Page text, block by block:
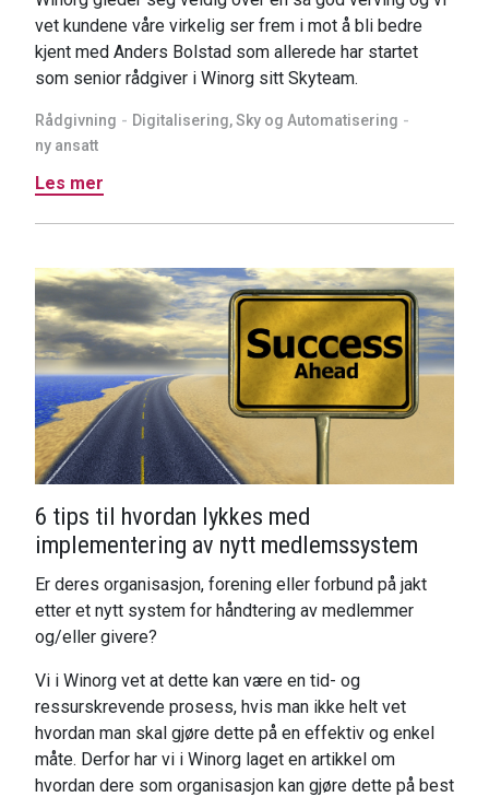
vet kundene våre virkelig ser frem i mot å bli bedre
kjent med Anders Bolstad som allerede har startet
som senior rådgiver i Winorg sitt Skyteam.
Rådgivning
Digitalisering, Sky og Automatisering
ny ansatt
Les mer
6 tips til hvordan lykkes med
implementering av nytt medlemssystem
Er deres organisasjon, forening eller forbund på jakt
etter et nytt system for håndtering av medlemmer
og/eller givere?
Vi i Winorg vet at dette kan være en tid- og
ressurskrevende prosess, hvis man ikke helt vet
hvordan man skal gjøre dette på en effektiv og enkel
måte. Derfor har vi i Winorg laget en artikkel om
hvordan dere som organisasjon kan gjøre dette på best